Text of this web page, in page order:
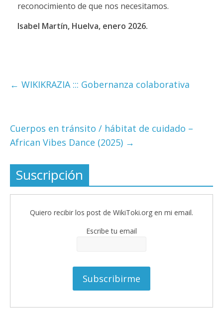
reconocimiento de que nos necesitamos.
Isabel Martín, Huelva, enero 2026.
← WIKIKRAZIA ::: Gobernanza colaborativa
Cuerpos en tránsito / hábitat de cuidado –
African Vibes Dance (2025) →
Suscripción
Quiero recibir los post de WikiToki.org en mi email.
Escribe tu email